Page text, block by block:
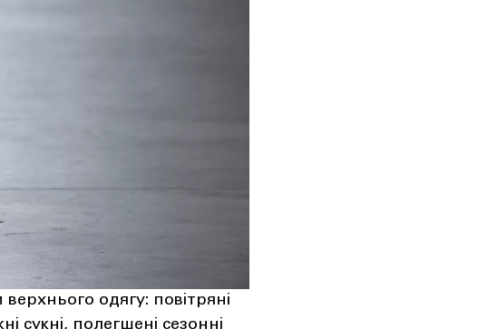
одягу: повітряні
сукні, полегшені сезонні